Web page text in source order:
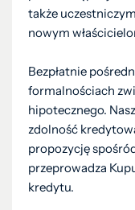
także
nowym
Bezpłatnie
formalnościach
hipotecznego.
zdolność
propozycję
przeprowadza
kredytu.